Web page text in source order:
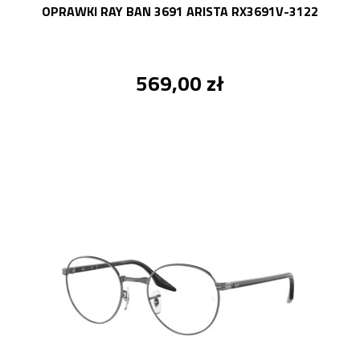
OPRAWKI RAY BAN 3691 ARISTA RX3691V-3122
569,00 zł